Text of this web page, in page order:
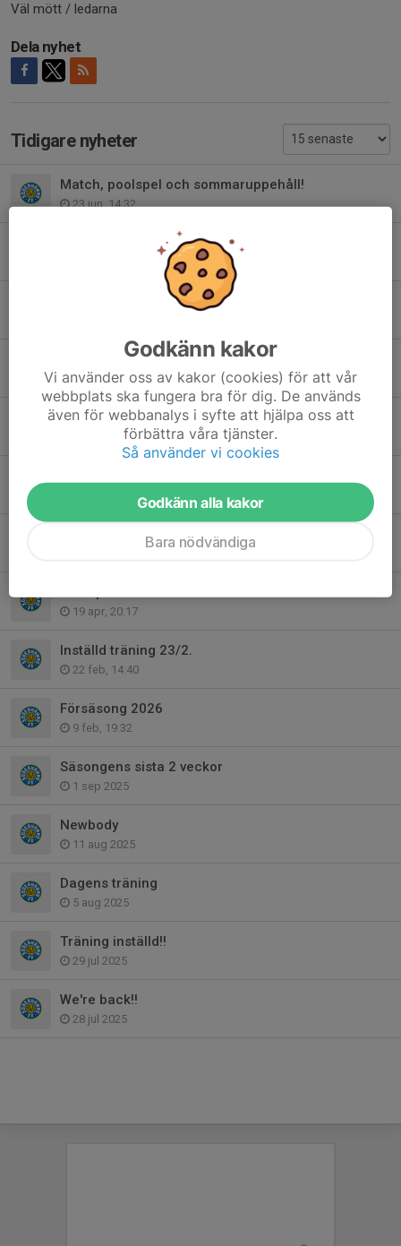
Väl mött / ledarna
Dela nyhet
Tidigare nyheter
Match, poolspel och sommaruppehåll!
23 jun, 14:32
Dagens träning i Dina Hallen.
Ändringar inför Hudik Cup.
Sista anmälningsdag Hudik Cup!
2 jun, 09:22
Info angående Match!
27 maj, 18:12
Deltagar/medlemsavgift
19 apr, 20:17
Inställd träning 23/2.
22 feb, 14:40
Försäsong 2026
9 feb, 19:32
Säsongens sista 2 veckor
1 sep 2025
Newbody
11 aug 2025
Dagens träning
5 aug 2025
Träning inställd!!
29 jul 2025
We're back!!
28 jul 2025
Godkänn kakor
Vi använder oss av kakor (cookies) för att vår
webbplats ska fungera bra för dig. De används
även för webbanalys i syfte att hjälpa oss att
förbättra våra tjänster.
Så använder vi cookies
Godkänn alla kakor
Bara nödvändiga